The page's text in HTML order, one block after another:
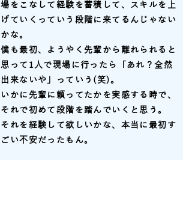
場をこなして経験を蓄積して、スキルを上
げていくっていう段階に来てるんじゃない
かな。
僕も最初、ようやく先輩から離れられると
思って1人で現場に行ったら「あれ？全然
出来ないや」っていう(笑)。
いかに先輩に頼ってたかを実感する時で、
それで初めて段階を踏んでいくと思う。
それを経験して欲しいかな、本当に最初す
ごい不安だったもん。